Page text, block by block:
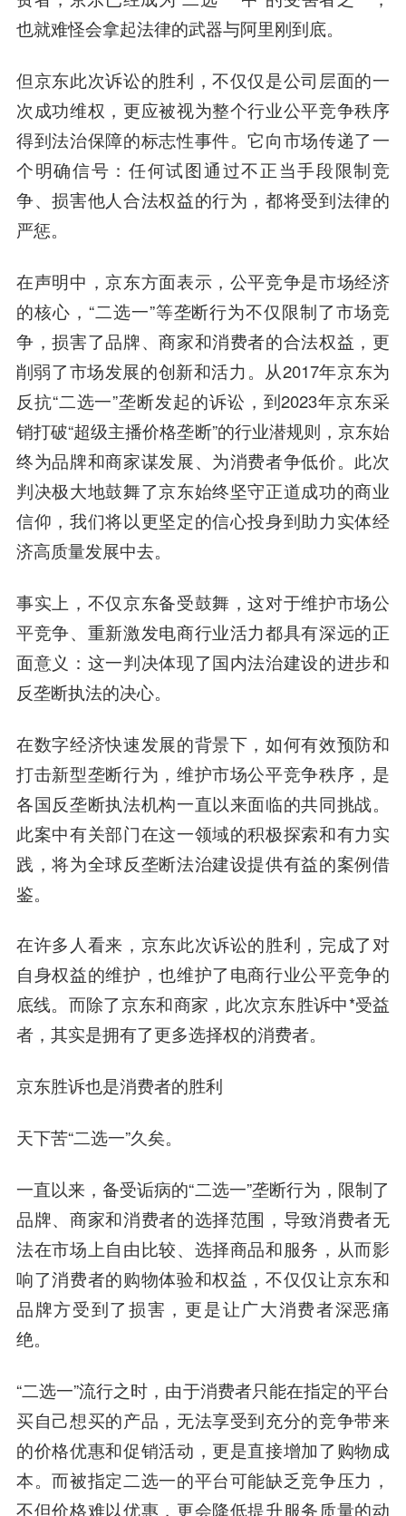
也就难怪会拿起法律的武器与阿里刚到底。
但京东此次诉讼的胜利，不仅仅是公司层面的一
次成功维权，更应被视为整个行业公平竞争秩序
得到法治保障的标志性事件。它向市场传递了一
个明确信号：任何试图通过不正当手段限制竞
争、损害他人合法权益的行为，都将受到法律的
严惩。
在声明中，京东方面表示，公平竞争是市场经济
的核心，“二选一”等垄断行为不仅限制了市场竞
争，损害了品牌、商家和消费者的合法权益，更
削弱了市场发展的创新和活力。从2017年京东为
反抗“二选一”垄断发起的诉讼，到2023年京东采
销打破“超级主播价格垄断”的行业潜规则，京东始
终为品牌和商家谋发展、为消费者争低价。此次
判决极大地鼓舞了京东始终坚守正道成功的商业
信仰，我们将以更坚定的信心投身到助力实体经
济高质量发展中去。
事实上，不仅京东备受鼓舞，这对于维护市场公
平竞争、重新激发电商行业活力都具有深远的正
面意义：这一判决体现了国内法治建设的进步和
反垄断执法的决心。
在数字经济快速发展的背景下，如何有效预防和
打击新型垄断行为，维护市场公平竞争秩序，是
各国反垄断执法机构一直以来面临的共同挑战。
此案中有关部门在这一领域的积极探索和有力实
践，将为全球反垄断法治建设提供有益的案例借
鉴。
在许多人看来，京东此次诉讼的胜利，完成了对
自身权益的维护，也维护了电商行业公平竞争的
底线。而除了京东和商家，此次京东胜诉中*受益
者，其实是拥有了更多选择权的消费者。
京东胜诉也是消费者的胜利
天下苦“二选一”久矣。
一直以来，备受诟病的“二选一”垄断行为，限制了
品牌、商家和消费者的选择范围，导致消费者无
法在市场上自由比较、选择商品和服务，从而影
响了消费者的购物体验和权益，不仅仅让京东和
品牌方受到了损害，更是让广大消费者深恶痛
绝。
“二选一”流行之时，由于消费者只能在指定的平台
买自己想买的产品，无法享受到充分的竞争带来
的价格优惠和促销活动，更是直接增加了购物成
本。而被指定二选一的平台可能缺乏竞争压力，
不但价格难以优惠，更会降低提升服务质量的动